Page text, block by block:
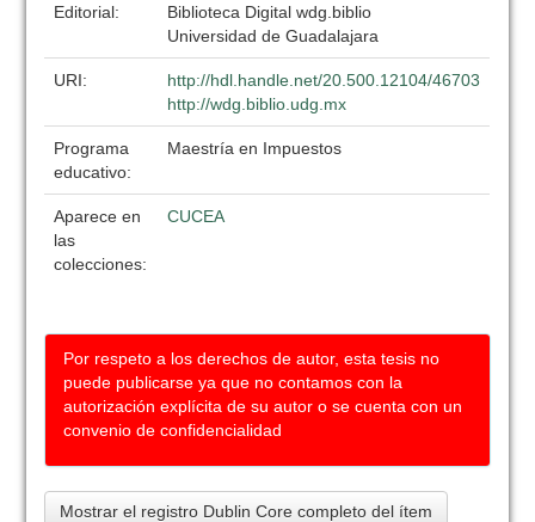
Editorial:
Biblioteca Digital wdg.biblio
Universidad de Guadalajara
URI:
http://hdl.handle.net/20.500.12104/46703
http://wdg.biblio.udg.mx
Programa
educativo:
Maestría en Impuestos
Aparece en
las
colecciones:
CUCEA
Por respeto a los derechos de autor, esta tesis no
puede publicarse ya que no contamos con la
autorización explícita de su autor o se cuenta con un
convenio de confidencialidad
Mostrar el registro Dublin Core completo del ítem